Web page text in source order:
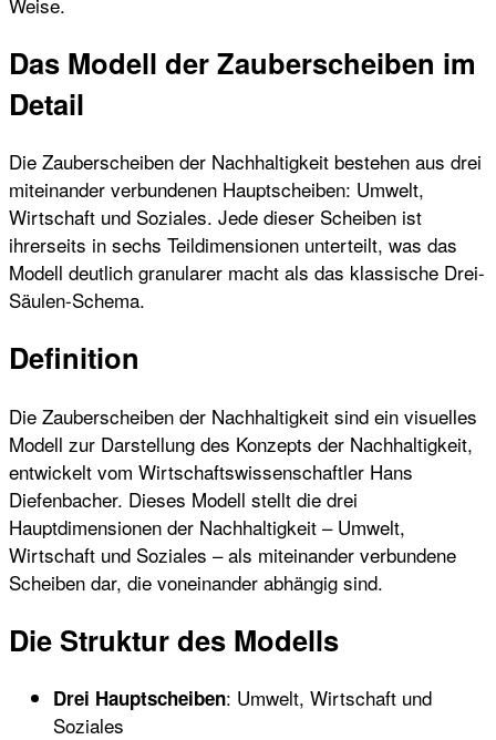
Das Modell der Zauberscheiben im
Detail
Die Zauberscheiben der Nachhaltigkeit bestehen aus drei
miteinander verbundenen Hauptscheiben: Umwelt,
Wirtschaft und Soziales. Jede dieser Scheiben ist
ihrerseits in sechs Teildimensionen unterteilt, was das
Modell deutlich granularer macht als das klassische Drei-
Säulen-Schema.
Definition
Die Zauberscheiben der Nachhaltigkeit sind ein visuelles
Modell zur Darstellung des Konzepts der Nachhaltigkeit,
entwickelt vom Wirtschaftswissenschaftler Hans
Diefenbacher. Dieses Modell stellt die drei
Hauptdimensionen der Nachhaltigkeit – Umwelt,
Wirtschaft und Soziales – als miteinander verbundene
Scheiben dar, die voneinander abhängig sind.
Die Struktur des Modells
Drei Hauptscheiben: Umwelt, Wirtschaft und
Soziales